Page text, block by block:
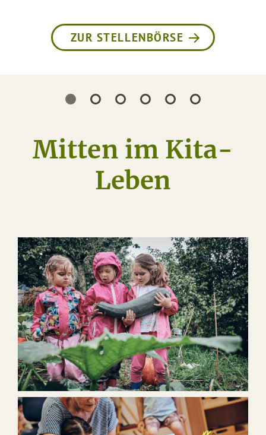
ZUR STELLENBÖRSE
Mitten im Kita-
Leben